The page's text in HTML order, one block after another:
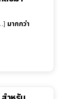
มากกว่า